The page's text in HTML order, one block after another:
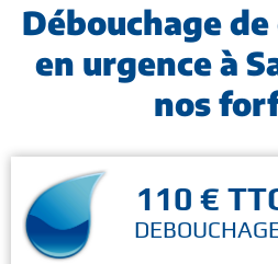
Débouchage
en urgence à
nos
110 €